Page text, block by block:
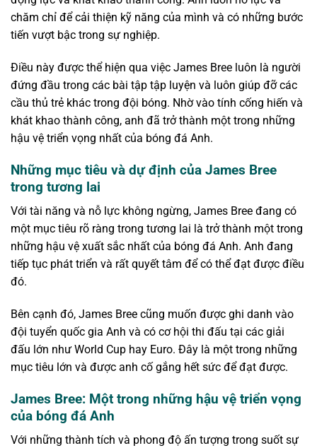
chăm chỉ để cải thiện kỹ năng của mình và có những bước
tiến vượt bậc trong sự nghiệp.
Điều này được thể hiện qua việc James Bree luôn là người
đứng đầu trong các bài tập tập luyện và luôn giúp đỡ các
cầu thủ trẻ khác trong đội bóng. Nhờ vào tính cống hiến và
khát khao thành công, anh đã trở thành một trong những
hậu vệ triển vọng nhất của bóng đá Anh.
Những mục tiêu và dự định của James Bree
trong tương lai
Với tài năng và nỗ lực không ngừng, James Bree đang có
một mục tiêu rõ ràng trong tương lai là trở thành một trong
những hậu vệ xuất sắc nhất của bóng đá Anh. Anh đang
tiếp tục phát triển và rất quyết tâm để có thể đạt được điều
đó.
Bên cạnh đó, James Bree cũng muốn được ghi danh vào
đội tuyển quốc gia Anh và có cơ hội thi đấu tại các giải
đấu lớn như World Cup hay Euro. Đây là một trong những
mục tiêu lớn và được anh cố gắng hết sức để đạt được.
James Bree: Một trong những hậu vệ triển vọng
của bóng đá Anh
Với những thành tích và phong độ ấn tượng trong suốt sự